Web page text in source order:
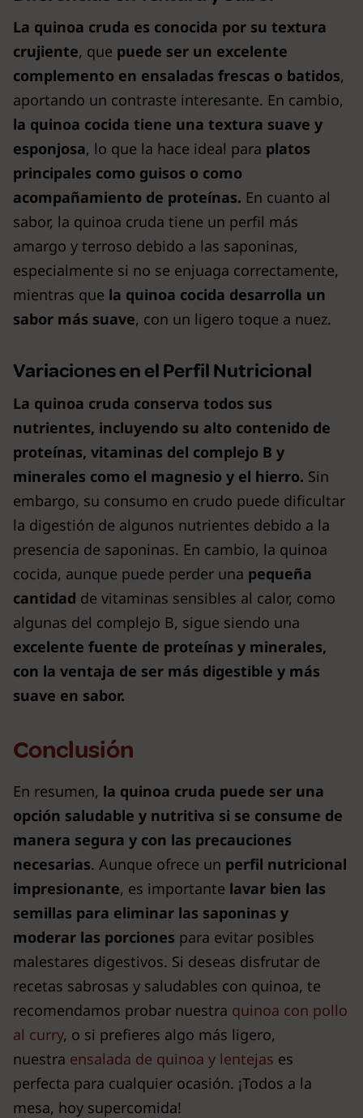
La quinoa cruda es conocida por su textura
crujiente, que puede ser un excelente
complemento en ensaladas frescas o batidos,
aportando un contraste interesante. En cambio,
la quinoa cocida tiene una textura suave y
esponjosa, lo que la hace ideal para platos
principales como guisos o como
acompañamiento de proteínas. En cuanto al
sabor, la quinoa cruda tiene un perfil más
amargo y terroso debido a las saponinas,
especialmente si no se enjuaga correctamente,
mientras que la quinoa cocida desarrolla un
sabor más suave, con un ligero toque a nuez.
Variaciones en el Perfil Nutricional
La quinoa cruda conserva todos sus
nutrientes, incluyendo su alto contenido de
proteínas, vitaminas del complejo B y
minerales como el magnesio y el hierro. Sin
embargo, su consumo en crudo puede dificultar
la digestión de algunos nutrientes debido a la
presencia de saponinas. En cambio, la quinoa
cocida, aunque puede perder una pequeña
cantidad de vitaminas sensibles al calor, como
algunas del complejo B, sigue siendo una
excelente fuente de proteínas y minerales,
con la ventaja de ser más digestible y más
suave en sabor.
Conclusión
En resumen, la quinoa cruda puede ser una
opción saludable y nutritiva si se consume de
manera segura y con las precauciones
necesarias. Aunque ofrece un perfil nutricional
impresionante, es importante lavar bien las
semillas para eliminar las saponinas y
moderar las porciones para evitar posibles
malestares digestivos. Si deseas disfrutar de
recetas sabrosas y saludables con quinoa, te
recomendamos probar nuestra quinoa con pollo
al curry, o si prefieres algo más ligero,
nuestra ensalada de quinoa y lentejas es
perfecta para cualquier ocasión. ¡Todos a la
mesa, hoy supercomida!